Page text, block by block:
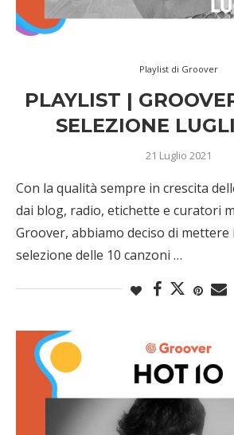
Playlist di Groover
PLAYLIST |
SELEZIONE
21 Luglio 2021
Con la qualità sempre in crescita
dai blog, radio, etichette e curatori
Groover, abbiamo deciso di mettere
selezione delle 10 canzoni …